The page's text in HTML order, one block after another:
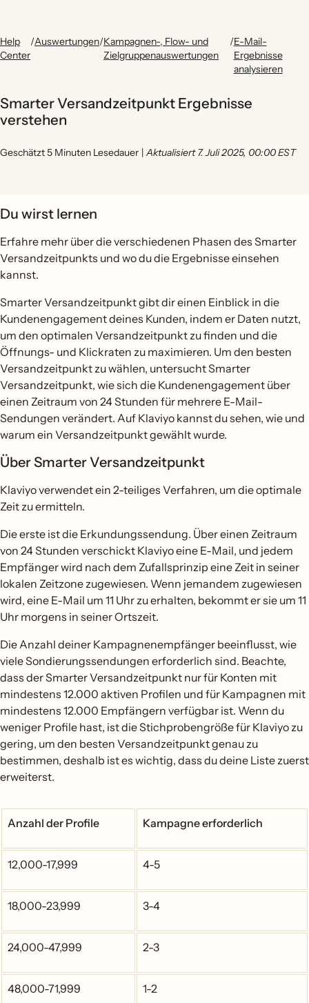
Help
Center
/Auswertungen/Kampagnen-, Flow- und
Zielgruppenauswertungen
/E-Mail-
Ergebnisse
analysieren
Smarter Versandzeitpunkt Ergebnisse
verstehen
Geschätzt 5 Minuten Lesedauer | Aktualisiert 7. Juli 2025, 00:00 EST
Du wirst lernen
Erfahre mehr über die verschiedenen Phasen des Smarter
Versandzeitpunkts und wo du die Ergebnisse einsehen
kannst.
Smarter Versandzeitpunkt gibt dir einen Einblick in die
Kundenengagement deines Kunden, indem er Daten nutzt,
um den optimalen Versandzeitpunkt zu finden und die
Öffnungs- und Klickraten zu maximieren. Um den besten
Versandzeitpunkt zu wählen, untersucht Smarter
Versandzeitpunkt, wie sich die Kundenengagement über
einen Zeitraum von 24 Stunden für mehrere E-Mail-
Sendungen verändert. Auf Klaviyo kannst du sehen, wie und
warum ein Versandzeitpunkt gewählt wurde.
Über Smarter Versandzeitpunkt
Klaviyo verwendet ein 2-teiliges Verfahren, um die optimale
Zeit zu ermitteln.
Die erste ist die Erkundungssendung. Über einen Zeitraum
von 24 Stunden verschickt Klaviyo eine E-Mail, und jedem
Empfänger wird nach dem Zufallsprinzip eine Zeit in seiner
lokalen Zeitzone zugewiesen. Wenn jemandem zugewiesen
wird, eine E-Mail um 11 Uhr zu erhalten, bekommt er sie um 11
Uhr morgens in seiner Ortszeit.
Die Anzahl deiner Kampagnenempfänger beeinflusst, wie
viele Sondierungssendungen erforderlich sind. Beachte,
dass der Smarter Versandzeitpunkt nur für Konten mit
mindestens 12.000 aktiven Profilen und für Kampagnen mit
mindestens 12.000 Empfängern verfügbar ist. Wenn du
weniger Profile hast, ist die Stichprobengröße für Klaviyo zu
gering, um den besten Versandzeitpunkt genau zu
bestimmen, deshalb ist es wichtig, dass du deine Liste zuerst
erweiterst.
Anzahl der Profile Kampagne erforderlich
12,000-17,999 4-5
18,000-23,999 3-4
24,000-47,999 2-3
48,000-71,999 1-2